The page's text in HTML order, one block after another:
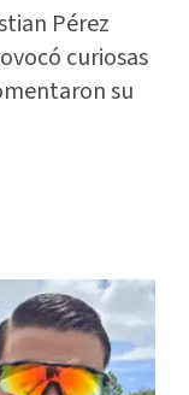
Pérez
curiosas
su